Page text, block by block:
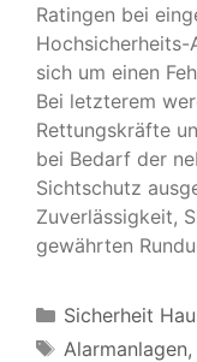
Ratingen bei
Hochsicherheits-
sich um einen
Bei letzterem
Rettungskräfte
bei Bedarf der
Sichtschutz
Zuverlässigkeit,
gewährten
Kategorien
Sicherheit
Schlagwörter
Alarmanlagen,